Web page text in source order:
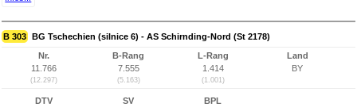
B 303 BG Tschechien (silnice 6) - AS Schirnding-Nord (St 2178)
Nr.
11.766
(12.297)
B-Rang
7.555
(5.163)
L-Rang
1.414
(1.001)
Land
BY
DTV
SV
BPL